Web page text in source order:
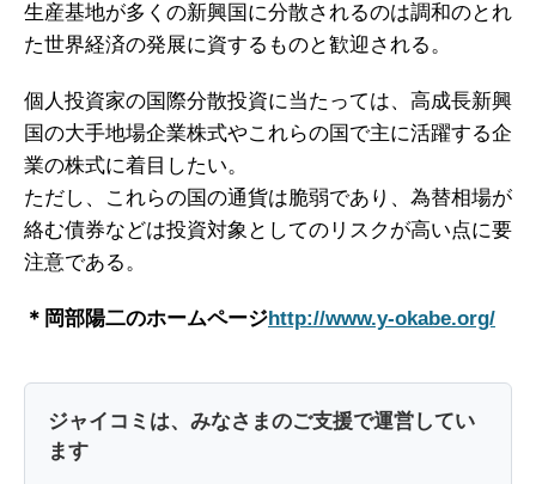
生産基地が多くの新興国に分散されるのは調和のとれ
た世界経済の発展に資するものと歓迎される。
個人投資家の国際分散投資に当たっては、高成長新興
国の大手地場企業株式やこれらの国で主に活躍する企
業の株式に着目したい。
ただし、これらの国の通貨は脆弱であり、為替相場が
絡む債券などは投資対象としてのリスクが高い点に要
注意である。
＊岡部陽二のホームページhttp://www.y-okabe.org/
ジャイコミは、みなさまのご支援で運営してい
ます